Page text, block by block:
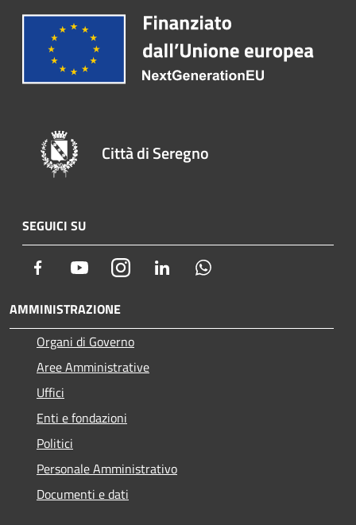
Città di Seregno
SEGUICI SU
Facebook YoutubeInstagram LinkedIn
AMMINISTRAZIONE
Organi di Governo
Aree Amministrative
Uffici
Enti e fondazioni
Politici
Personale Amministrativo
Documenti e dati